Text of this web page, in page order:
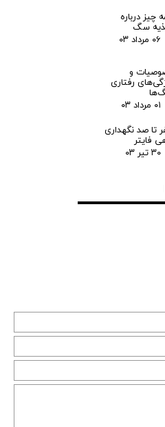
را خشک کرد. این دو وسیله اگرچه به
نمی‌رسند؛ اما برای برخی از گربه‌ها
موردنیاز آنها در نظر گرفته
چیز درباره
سگ
۰۶ مرداد ۰۳
و
رفتاری
۰۱ مرداد ۰۳
تا صد نگهداری
فایتر
۳۰ تیر ۰۳